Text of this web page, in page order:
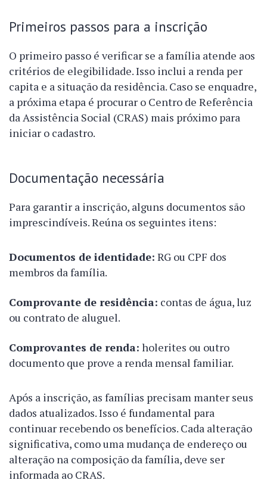
Primeiros passos para a inscrição
O primeiro passo é verificar se a família atende aos
critérios de elegibilidade. Isso inclui a renda per
capita e a situação da residência. Caso se enquadre,
a próxima etapa é procurar o Centro de Referência
da Assistência Social (CRAS) mais próximo para
iniciar o cadastro.
Documentação necessária
Para garantir a inscrição, alguns documentos são
imprescindíveis. Reúna os seguintes itens:
Documentos de identidade: RG ou CPF dos
membros da família.
Comprovante de residência: contas de água, luz
ou contrato de aluguel.
Comprovantes de renda: holerites ou outro
documento que prove a renda mensal familiar.
Após a inscrição, as famílias precisam manter seus
dados atualizados. Isso é fundamental para
continuar recebendo os benefícios. Cada alteração
significativa, como uma mudança de endereço ou
alteração na composição da família, deve ser
informada ao CRAS.